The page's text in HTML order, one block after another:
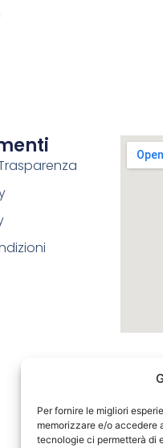
Per fornire le migliori
memorizzare e/o accedere
tecnologie ci permetterà di